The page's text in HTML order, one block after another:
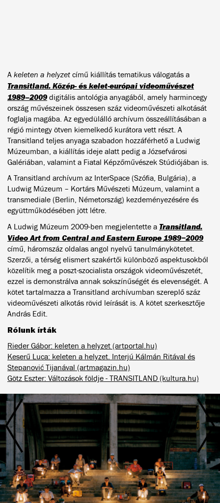
A keleten a helyzet című kiállítás tematikus válogatás a
Transitland. Közép- és kelet-európai videoművészet
1989–2009digitális antológia anyagából, amely harmincegy
ország művészeinek összesen száz videoművészeti alkotását
foglalja magába. Az egyedülálló archívum összeállításában a
régió mintegy ötven kiemelkedő kurátora vett részt. A
Transitland teljes anyaga szabadon hozzáférhető a Ludwig
Múzeumban, a kiállítás ideje alatt pedig a Józsefvárosi
Galériában, valamint a Fiatal Képzőművészek Stúdiójában is.
A Transitland archívum az InterSpace (Szófia, Bulgária), a
Ludwig Múzeum – Kortárs Művészeti Múzeum, valamint a
transmediale (Berlin, Németország) kezdeményezésére és
együttműködésében jött létre.
A Ludwig Múzeum 2009-ben megjelentette a Transitland.
Video Art from Central and Eastern Europe 1989−2009
című, háromszáz oldalas angol nyelvű tanulmánykötetet.
Szerzői, a térség elismert szakértői különböző aspektusokból
közelítik meg a poszt-szocialista országok videoművészetét,
ezzel is demonstrálva annak sokszínűségét és elevenségét. A
kötet tartalmazza a Transitland archívumban szereplő száz
videoművészeti alkotás rövid leírását is. A kötet szerkesztője
András Edit.
Rólunk írták
Rieder Gábor: keleten a helyzet (artportal.hu)
Keserű Luca: keleten a helyzet. Interjú Kálmán Ritával és
Stepanović Tijanával (artmagazin.hu)
Götz Eszter: Változások földje - TRANSITLAND (kultura.hu)